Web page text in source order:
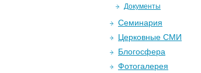
Документы
Семинария
Церковные СМИ
Блогосфера
Фотогалерея